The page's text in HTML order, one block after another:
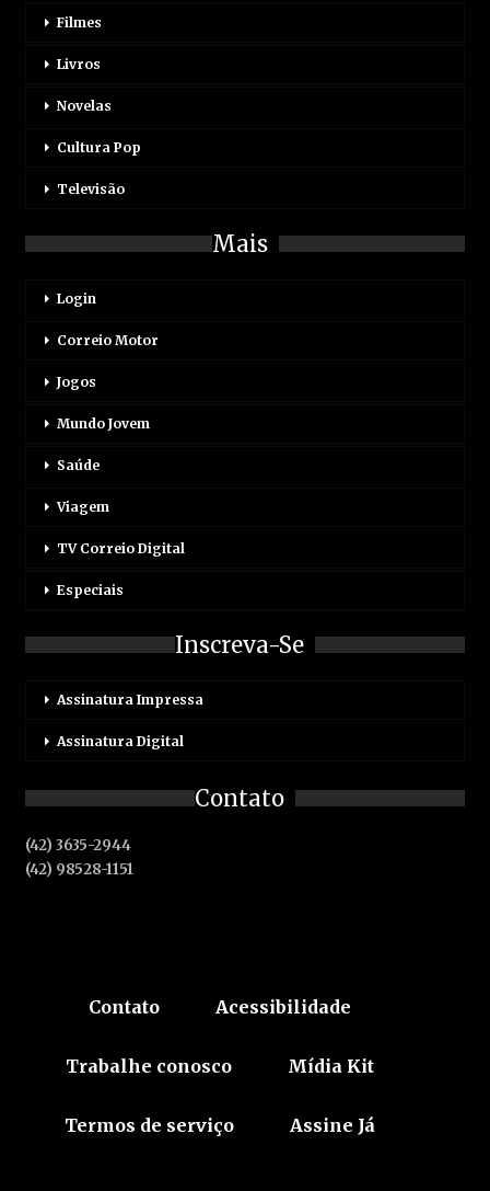
Filmes
Livros
Novelas
Cultura Pop
Televisão
Mais
Login
Correio Motor
Jogos
Mundo Jovem
Saúde
Viagem
TV Correio Digital
Especiais
Inscreva-Se
Assinatura Impressa
Assinatura Digital
Contato
(42) 3635-2944
(42) 98528-1151
Contato Acessibilidade
Trabalhe conosco Mídia Kit
Termos de serviço Assine Já